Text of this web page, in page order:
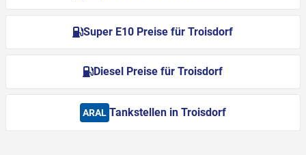
Super E10 Preise für Troisdorf
Diesel Preise für Troisdorf
ARAL Tankstellen in Troisdorf